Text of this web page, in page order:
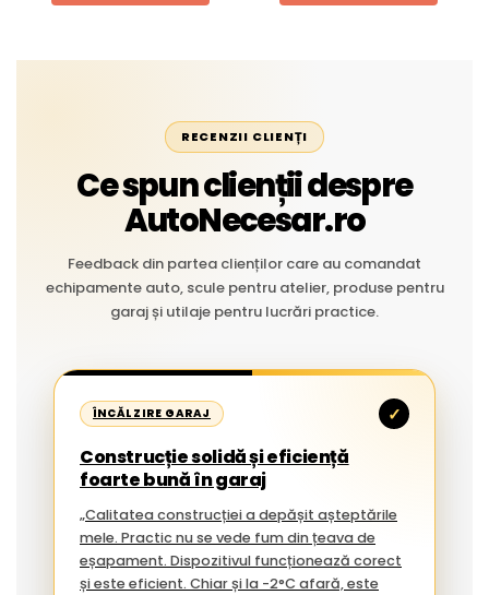
RECENZII CLIENȚI
Ce spun clienții despre
AutoNecesar.ro
Feedback din partea clienților care au comandat
echipamente auto, scule pentru atelier, produse pentru
garaj și utilaje pentru lucrări practice.
ÎNCĂLZIRE GARAJ ✓
Construcție solidă și eficiență
foarte bună în garaj
„Calitatea construcției a depășit așteptările
mele. Practic nu se vede fum din țeava de
eșapament. Dispozitivul funcționează corect
și este eficient. Chiar și la -2°C afară, este